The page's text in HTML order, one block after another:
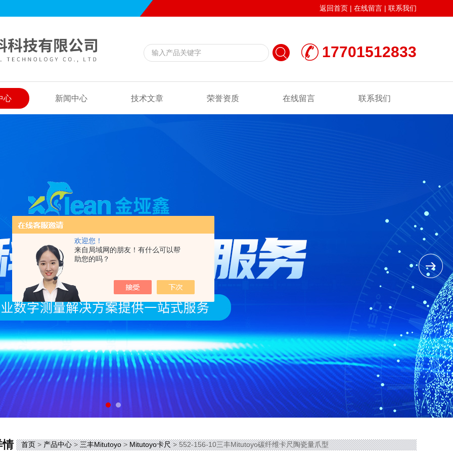
欢迎您！
来自局域网的朋友！有什么可以帮
助您的吗？
返回首页 | 在线留言 | 联系我们
17701512833
心 新闻中心 技术文章 荣誉资质 在线留言 联系我们
情 首页>产品中心>三丰Mitutoyo>Mitutoyo卡尺> 552-156-10三丰Mitutoyo碳纤维卡尺陶瓷量爪型